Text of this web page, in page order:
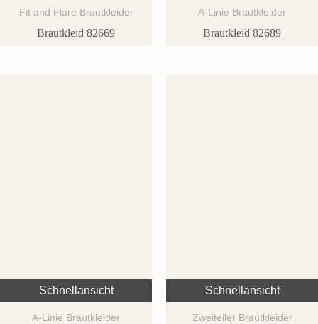
Fit and Flare Brautkleider
Brautkleid 82669
A-Linie Brautkleider
Brautkleid 82689
Schnellansicht
A-Linie Brautkleider
Schnellansicht
Zweiteiler Brautkleider